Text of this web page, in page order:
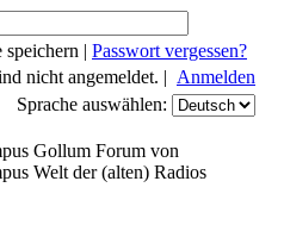
| Passwort vergessen?
nicht angemeldet. | Anmelden
Sprache auswählen:
Gollum Forum von
Welt der (alten) Radios